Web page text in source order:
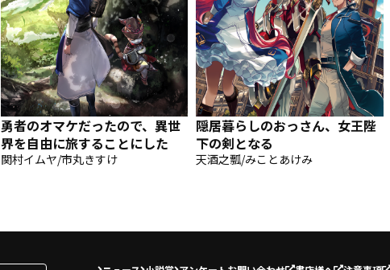
勇者のオマケだったので、異世
界を自由に旅することにした
関村イムヤ/市丸きすけ
隠居暮らしのおっさん、女王陛
下の剣となる
天酒之瓢/みことあけみ